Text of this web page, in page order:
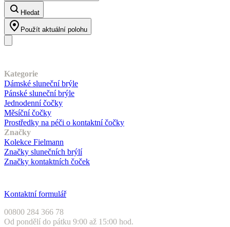
Hledat
Použít aktuální polohu
Kategorie
Dámské sluneční brýle
Pánské sluneční brýle
Jednodenní čočky
Měsíční čočky
Prostředky na péči o kontaktní čočky
Značky
Kolekce Fielmann
Značky slunečních brýlí
Značky kontaktních čoček
Kontaktní formulář
00800 284 366 78
Od pondělí do pátku 9:00 až 15:00 hod.